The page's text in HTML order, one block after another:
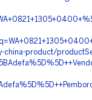
china-product/